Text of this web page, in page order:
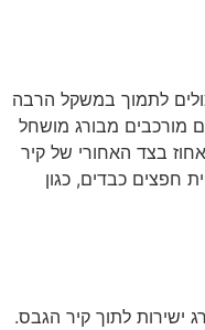
לתמוך במשקל הרבה
מורכבים מבורג מושחל
בצד האחורי של קיר
חפצים כבדים, כגון
ישירות לתוך קיר הגבס.